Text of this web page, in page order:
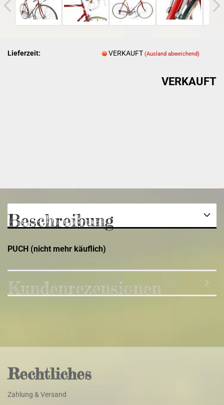
Lieferzeit: VERKAUFT(Ausland abweichend)
VERKAUFT
Beschreibung
PUCH (nicht mehr käuflich)
Kundenrezensionen
Rechtliches
Zahlung & Versand